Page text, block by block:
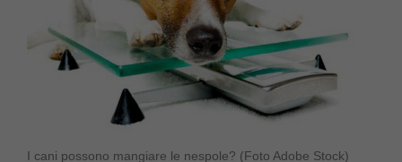
I cani possono mangiare le nespole? (Foto Adobe Stock)